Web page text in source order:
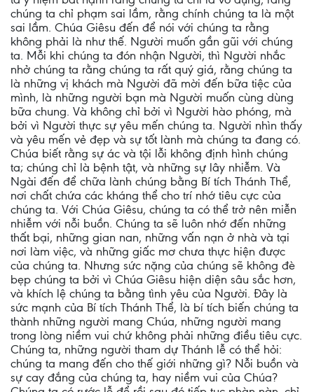
chúng ta chỉ phạm sai lầm, rằng chính chúng ta là một
sai lầm. Chúa Giêsu đến để nói với chúng ta rằng
không phải là như thế. Người muốn gần gũi với chúng
ta. Mỗi khi chúng ta đón nhận Người, thì Người nhắc
nhở chúng ta rằng chúng ta rất quý giá, rằng chúng ta
là những vị khách mà Người đã mời đến bữa tiệc của
mình, là những người bạn mà Người muốn cùng dùng
bữa chung. Và không chỉ bởi vì Người hào phóng, mà
bởi vì Người thực sự yêu mến chúng ta. Người nhìn thấy
và yêu mến vẻ đẹp và sự tốt lành mà chúng ta đang có.
Chúa biết rằng sự ác và tội lỗi không định hình chúng
ta; chúng chỉ là bệnh tật, và những sự lây nhiễm. Và
Ngài đến để chữa lành chúng bằng Bí tích Thánh Thể,
nơi chất chứa các kháng thể cho trí nhớ tiêu cực của
chúng ta. Với Chúa Giêsu, chúng ta có thể trở nên miễn
nhiễm với nỗi buồn. Chúng ta sẽ luôn nhớ đến những
thất bại, những gian nan, những vấn nạn ở nhà và tại
nơi làm việc, và những giấc mơ chưa thực hiện được
của chúng ta. Nhưng sức nặng của chúng sẽ không đè
bẹp chúng ta bởi vì Chúa Giêsu hiện diện sâu sắc hơn,
và khích lệ chúng ta bằng tình yêu của Người. Đây là
sức mạnh của Bí tích Thánh Thể, là bí tích biến chúng ta
thành những người mang Chúa, những người mang
trong lòng niềm vui chứ không phải những điều tiêu cực.
Chúng ta, những người tham dự Thánh lễ có thể hỏi:
chúng ta mang đến cho thế giới những gì? Nỗi buồn và
sự cay đắng của chúng ta, hay niềm vui của Chúa?